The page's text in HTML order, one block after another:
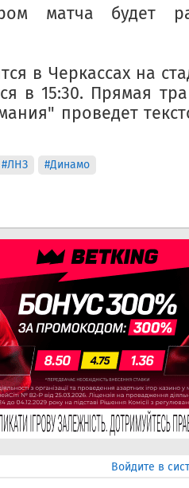
матча будет
в Черкассах на
в 15:30. Прямая
проведет
#ЛНЗ #Динамо
Войдите в